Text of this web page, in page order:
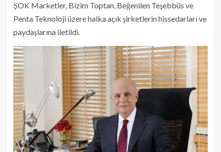
ŞOK Marketler, Bizim Toptan, Beğenilen Teşebbüs ve
Penta Teknoloji üzere halka açık şirketlerin hissedarları ve
paydaşlarına iletildi.